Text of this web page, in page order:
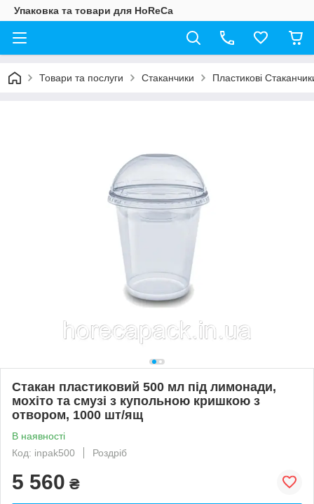
Упаковка та товари для HoReCa
Товари та послуги Стаканчики Пластикові
Стакан пластиковий 500 мл під лимонади,
мохіто та смузі з купольною кришкою з
отвором, 1000 шт/ящ
В наявності
Код: inpak500
Роздріб
5 560 ₴